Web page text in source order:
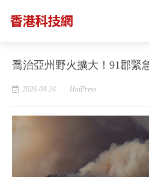
喬治亞州野火擴大！91郡緊
2026-04-24 HaiPress